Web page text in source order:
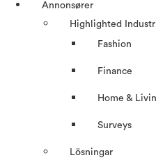
Annonsører
Highlighted
Fashion
Finance
Home &
Surveys
Lösningar